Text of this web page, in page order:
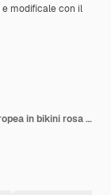
e modificale con il
Giovane, felice, in forma, magra, donna europea in bikini rosa brillante, piscina blu.